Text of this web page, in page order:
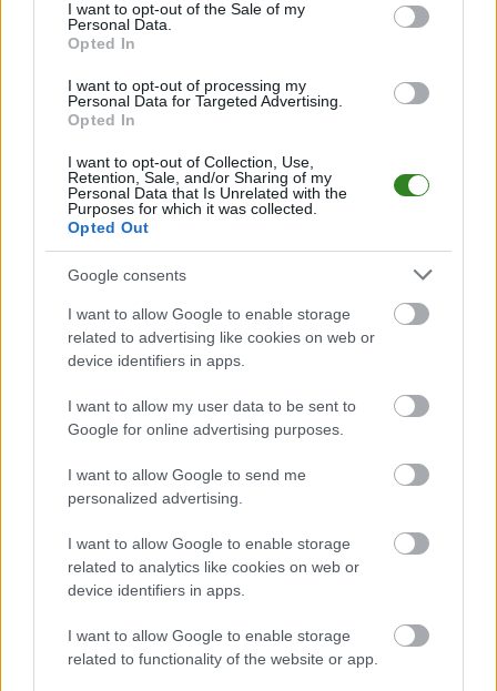
I want to opt-out of the Sale of my
Personal Data.
Opted In
I want to opt-out of processing my
Personal Data for Targeted Advertising.
Opted In
I want to opt-out of Collection, Use,
Retention, Sale, and/or Sharing of my
Personal Data that Is Unrelated with the
Purposes for which it was collected.
Opted Out
Google consents
I want to allow Google to enable storage
related to advertising like cookies on web or
device identifiers in apps.
I want to allow my user data to be sent to
Google for online advertising purposes.
I want to allow Google to send me
personalized advertising.
I want to allow Google to enable storage
related to analytics like cookies on web or
device identifiers in apps.
I want to allow Google to enable storage
related to functionality of the website or app.
PodkarpacieLive.pl to największa bazameczów lokalnych drużyn
piłkarskichw województwie. Sprawdź nasze relacje, śledź ulubioną ligę i
bądź na bieżąco z wydarzeniami z boisk!
Analiza przed meczem: Marmury Przyłęk vs LKS Hucina
Marmury Przyłęk - LKS Hucina
listopada 2025. Początek meczu o godz. 14:00.
Marmury Przyłękprzystępuje do tego spotkania w roli gospodarza. Jak
drużyna radzi sobie w sezonie 2025/2026 rozgrywek Rzeszów > Klasa B,
gr. VII przed własną publicznością? Na tej stronie możecie zobaczyć
tabelę uwzględniającą tylko mecze u siebie. W tabeli biorącej pod uwagę
tylko mecze wyjazdowe możecie natomiast sprawdzić jak spisuje się klub
Rzeszów > Klasa B, gr. VII - sytuacja w tabeli
Przed meczami 11. kolejki - Rzeszów > Klasa B, gr. VII gospodarze
plasują się na 8. miejscu.
Poniżej znajdziesz także ostatnie mecze obu drużyn oraz statystyki
Marmury Przyłęk vs. LKS Hucina - relacja, wynik na żywo,
transmisja
Wynik meczu Marmury Przyłęk - LKS Hucina znajdziesz na naszej stronie
zaraz po jego zakończeniu. Jeżeli szukasz informacji meczowych, zajrzyj
Marmury Przyłęk vs. LKS Hucina - wynik, składy, strzelcy
Jeżeli w internecie lub TV dostępna jest
albo innych spotkań Rzeszów > Klasa
B, gr. VII na pewno znajdziesz takie informacje na naszym portalu.
Możliwe jednak, że nigdzie nie pojawi się stream online z tego pojedynku.